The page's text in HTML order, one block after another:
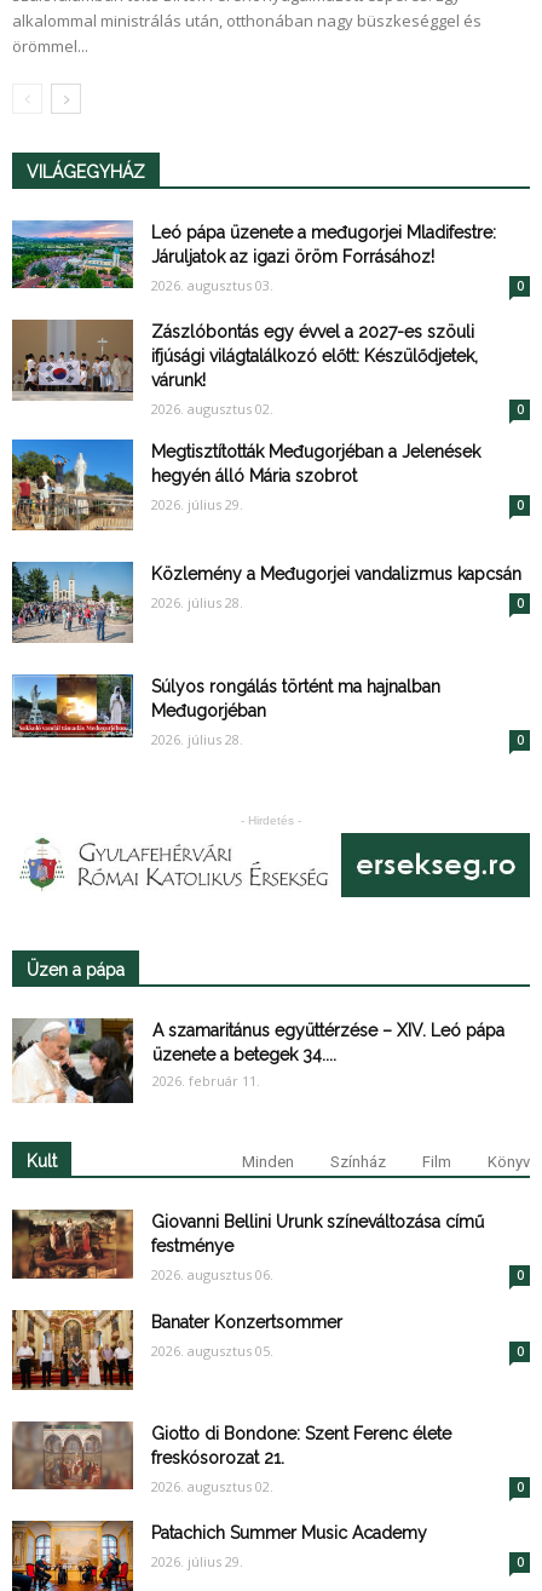
alkalommal ministrálás után, otthonában nagy büszkeséggel és
örömmel...
VILÁGEGYHÁZ
Leó pápa üzenete a međugorjei Mladifestre:
Járuljatok az igazi öröm Forrásához!
2026. augusztus 03. 0
Zászlóbontás egy évvel a 2027-es szöuli
ifjúsági világtalálkozó előtt: Készülődjetek,
várunk!
2026. augusztus 02. 0
Megtisztították Međugorjéban a Jelenések
hegyén álló Mária szobrot
2026. július 29. 0
Közlemény a Međugorjei vandalizmus kapcsán
2026. július 28. 0
Súlyos rongálás történt ma hajnalban
Međugorjéban
2026. július 28. 0
- Hirdetés -
Üzen a pápa
A szamaritánus együttérzése – XIV. Leó pápa
üzenete a betegek 34....
2026. február 11.
Kult Minden Színház Film Könyv
Giovanni Bellini Urunk színeváltozása című
festménye
2026. augusztus 06. 0
Banater Konzertsommer
2026. augusztus 05. 0
Giotto di Bondone: Szent Ferenc élete
freskósorozat 21.
2026. augusztus 02. 0
Patachich Summer Music Academy
2026. július 29. 0